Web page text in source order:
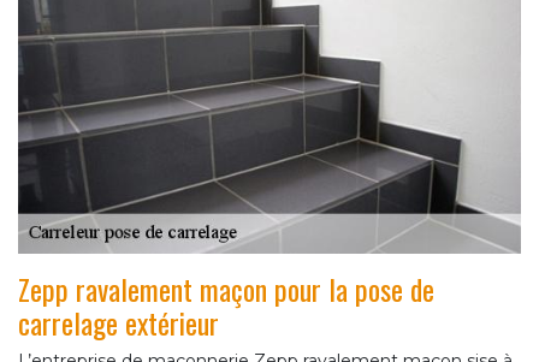
Zepp ravalement maçon pour la pose de
carrelage extérieur